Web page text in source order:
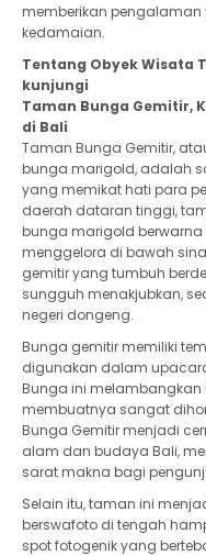
memberikan
kedamaian.
Tentang Obyek Wisata
kunjungi
Taman Bunga Gemitir,
di Bali
Taman Bunga Gemitir,
bunga marigold, adalah
yang memikat hati para
daerah dataran tinggi,
bunga marigold
menggelora di bawah
gemitir yang tumbuh
sungguh menakjubkan,
negeri dongeng.
Bunga gemitir memiliki
digunakan dalam
Bunga ini
membuatnya sangat
Bunga Gemitir menjadi
alam dan budaya Bali,
sarat makna bagi
Selain itu, taman ini
berswafoto di tengah
spot fotogenik yang